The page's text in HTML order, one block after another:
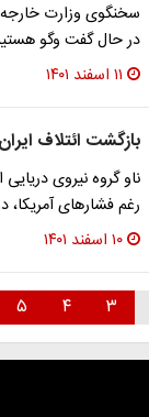
سخنگوی وزارت خارجه
در حال گفت وگو
۱۱ اسفند ۱۴۰۱
بازگشت ائتلاف
ناو گروه نیروی
رغم فشارهای آمریکا،
۱۰ اسفند ۱۴۰۱
۳ ۴ ۵